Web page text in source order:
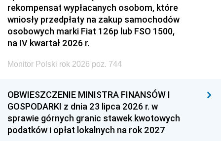
rekompensat wypłacanych osobom, które
wniosły przedpłaty na zakup samochodów
osobowych marki Fiat 126p lub FSO 1500,
na IV kwartał 2026 r.
Monitor Polski rok 2026 poz. 744
OBWIESZCZENIE MINISTRA FINANSÓW I
GOSPODARKI z dnia 23 lipca 2026 r. w
sprawie górnych granic stawek kwotowych
podatków i opłat lokalnych na rok 2027